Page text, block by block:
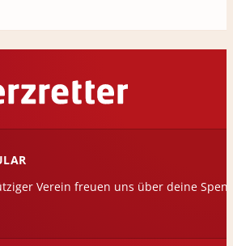
Verein freuen uns über deine